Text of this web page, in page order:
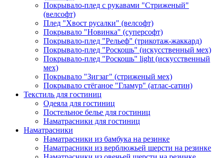
Покрывало-плед с рукавами "Стриженый"
(велсофт)
Плед "Хвост русалки" (велсофт)
Покрывало "Новинка" (суперсофт)
Покрывало-плед "Рельеф" (трикотаж-жаккард)
Покрывало-плед "Роскошь" (искусственный мех)
Покрывало-плед "Роскошь" light (искусственный
мех)
Покрывало "Зигзаг" (стриженый мех)
Покрывало стёганое "Гламур" (атлас-сатин)
Текстиль для гостиниц
Одеяла для гостиниц
Постельное белье для гостиниц
Наматрасники для гостиниц
Наматрасники
Наматрасники из бамбука на резинке
Наматрасники из верблюжьей шерсти на резинке